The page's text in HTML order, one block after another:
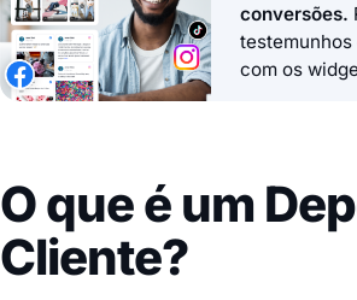
conversões.
com os
O que é um
Cliente?